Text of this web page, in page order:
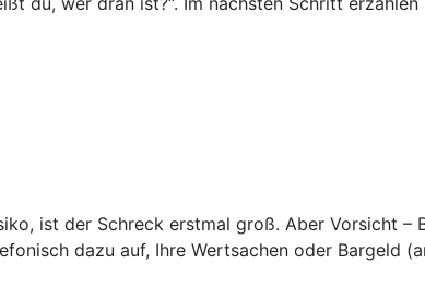
ist der Schreck erstmal groß. Aber Vorsicht
dazu auf, Ihre Wertsachen oder Bargeld